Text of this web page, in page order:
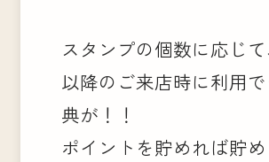
スタンプの個数に応じ
以降のご来店時に利用
典が！！
ポイントを貯めれば貯